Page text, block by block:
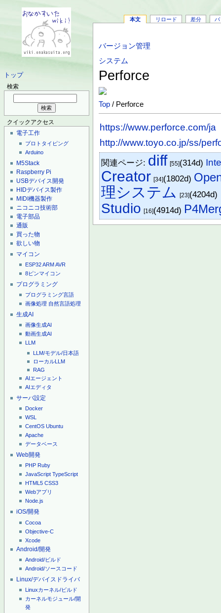
トップ
検索
クイックアクセス
電子工作
プロトタイピング
Arduino
M5Stack
Raspberry Pi
USBデバイス開発
HIDデバイス製作
MIDI機器製作
ニコニコ技術部
電子部品
通販
買った物
欲しい物
マイコン
ESP32ARMAVR
8ピンマイコン
プログラミング
プログラミング言語
画像処理 自然言語処理
生成AI
画像生成AI
動画生成AI
LLM
LLM/モデル/日本語
ローカルLLM
RAG
AIエージェント
AIエディタ
サーバ設定
Docker
WSL
CentOS Ubuntu
Apache
データベース
Web開発
PHP Ruby
JavaScript TypeScript
HTML5 CSS3
Webアプリ
Node.js
iOS/開発
Cocoa
Objective-C
Xcode
Android/開発
Android/ビルド
Android/ソースコード
Linux/デバイスドライバ
Linuxカーネル/ビルド
カーネルモジュール/開
発
本文 リロード 差分 バ
バージョン管理
システム
Perforce
Top / Perforce
https://www.perforce.com/ja
http://www.toyo.co.jp/ss/
関連ページ: diff [55](314d)
Creator [34](1802d)
理システム [23](4204d)
Studio [16](4914d)